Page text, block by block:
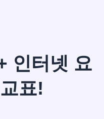
인터넷 요
표!